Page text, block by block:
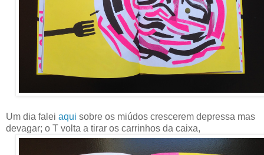
Um dia falei aqui sobre os miúdos crescerem depressa mas
devagar; o T volta a tirar os carrinhos da caixa,